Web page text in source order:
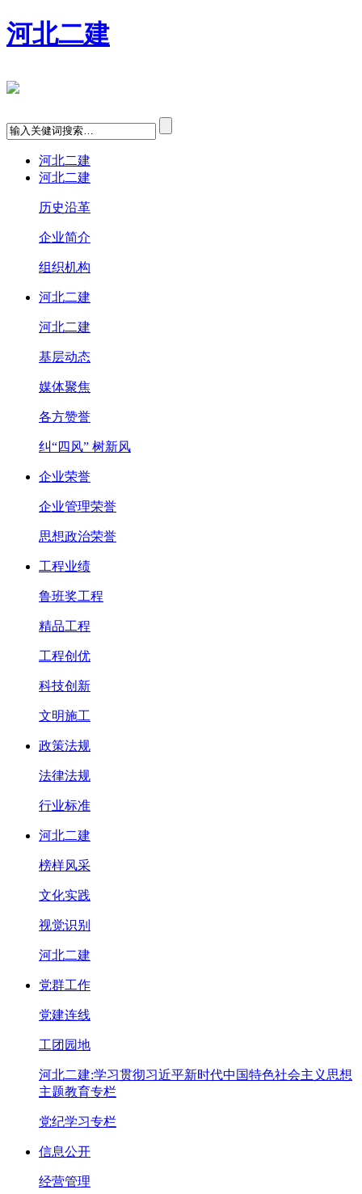
河北二建
河北二建
河北二建
历史沿革
企业简介
组织机构
河北二建
河北二建
基层动态
媒体聚焦
各方赞誉
纠“四风” 树新风
企业荣誉
企业管理荣誉
思想政治荣誉
工程业绩
鲁班奖工程
精品工程
工程创优
科技创新
文明施工
政策法规
法律法规
行业标准
河北二建
榜样风采
文化实践
视觉识别
河北二建
党群工作
党建连线
工团园地
河北二建:学习贯彻习近平新时代中国特色社会主义思想
主题教育专栏
党纪学习专栏
信息公开
经营管理